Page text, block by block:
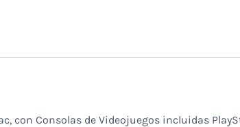
con Consolas de Videojuegos incluidas